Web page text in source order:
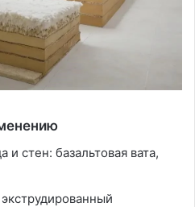
и стен: базальтовая вата,